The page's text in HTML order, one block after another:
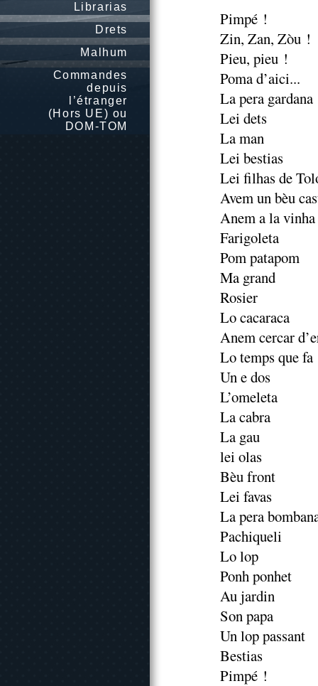
Librarias
Drets
Malhum
Commandes
depuis
l’étranger
(Hors UE) ou
DOM-TOM
Pimpé !
Zin, Zan, Zòu !
Pieu, pieu !
Poma d’aici...
La pera gardana
Lei dets
La man
Lei bestias
Lei filhas de
Avem un bèu
Anem a la vinha
Farigoleta
Pom patapom
Ma grand
Rosier
Lo cacaraca
Anem cercar
Lo temps que fa
Un e dos
L’omeleta
La cabra
La gau
lei olas
Bèu front
Lei favas
La pera
Pachiqueli
Lo lop
Ponh ponhet
Au jardin
Son papa
Un lop passant
Bestias
Pimpé !